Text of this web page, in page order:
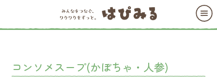
コンソメスープ(かぼちゃ・人参)